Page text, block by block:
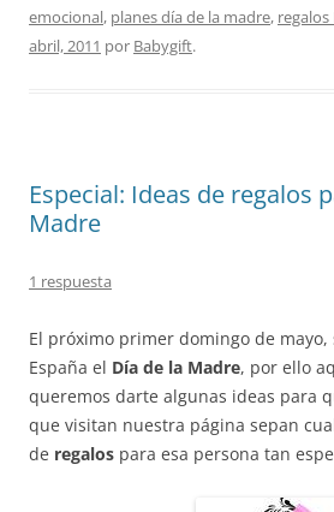
emocional, planes día de la madre, regalos
abril, 2011 por Babygift.
Especial: Ideas de regalos
Madre
1 respuesta
El próximo primer domingo de
España el Día de la Madre, por ello
queremos darte algunas ideas para
que visitan nuestra página sepan
de regalos para esa persona tan